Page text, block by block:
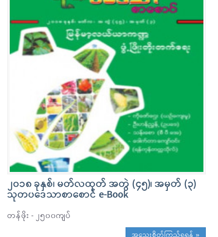
၂၀၁၈ ခုနှစ်၊ မတ်လထုတ် အတွဲ (၄၅)၊ အမှတ် (၃)
သုတပဒေသာစာစောင် e-Book
တန်ဖိုး - ၂၅၀၀ကျပ်